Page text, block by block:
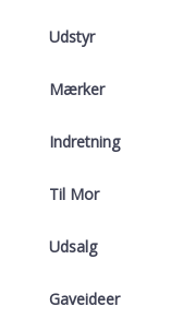
Udstyr
Mærker
Indretning
Til Mor
Udsalg
Gaveideer